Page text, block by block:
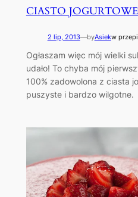
CIASTO
2 lip, 2013—byAsiekw
Ogłaszam więc mój wielki
udało! To chyba mój
100% zadowolona z ciasta
puszyste i bardzo wilgotne.